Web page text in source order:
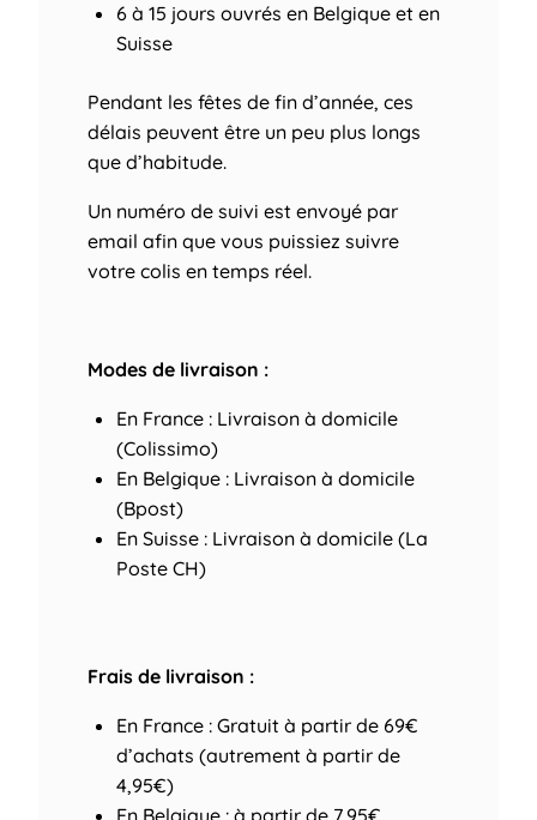
6 à 15 jours ouvrés en Belgique et en
Suisse
Pendant les fêtes de fin d’année, ces
délais peuvent être un peu plus longs
que d’habitude.
Un numéro de suivi est envoyé par
email afin que vous puissiez suivre
votre colis en temps réel.
Modes de livraison :
En France : Livraison à domicile
(Colissimo)
En Belgique : Livraison à domicile
(Bpost)
En Suisse : Livraison à domicile (La
Poste CH)
Frais de livraison :
En France : Gratuit à partir de 69€
d’achats (autrement à partir de
4,95€)